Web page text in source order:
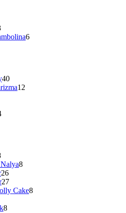
6
40
12
8
26
27
Cake8
8